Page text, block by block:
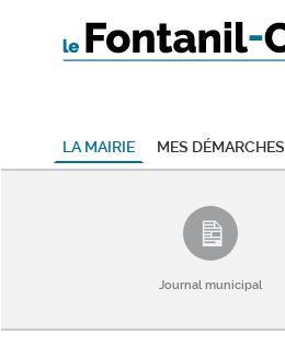
La mairie Mes démarches
Journal municipal